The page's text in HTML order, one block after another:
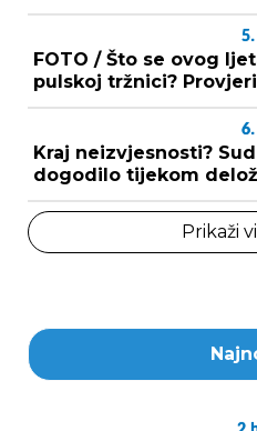
5.
FOTO / Što se ovog
pulskoj tržnici?
6.
Kraj neizvjesnosti?
dogodilo tijekom
Prikaži